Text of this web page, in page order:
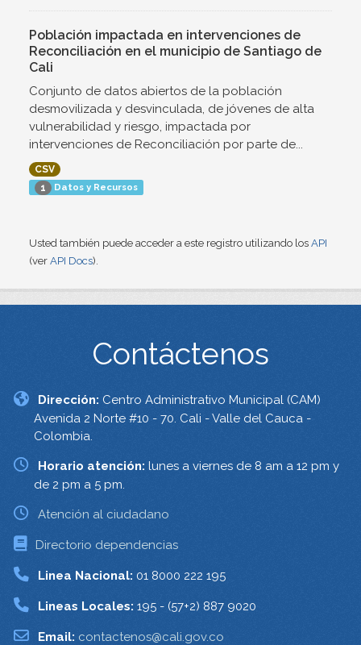
Población impactada en intervenciones de
Reconciliación en el municipio de Santiago de
Cali
Conjunto de datos abiertos de la población
desmovilizada y desvinculada, de jóvenes de alta
vulnerabilidad y riesgo, impactada por
intervenciones de Reconciliación por parte de...
CSV
1 Datos y Recursos
Usted también puede acceder a este registro utilizando los API
(ver API Docs).
Contáctenos
Dirección: Centro Administrativo Municipal (CAM)
Avenida 2 Norte #10 - 70. Cali - Valle del Cauca -
Colombia.
Horario atención: lunes a viernes de 8 am a 12 pm y
de 2 pm a 5 pm.
Atención al ciudadano
Directorio dependencias
Linea Nacional: 01 8000 222 195
Lineas Locales: 195 - (57+2) 887 9020
Email: contactenos@cali.gov.co